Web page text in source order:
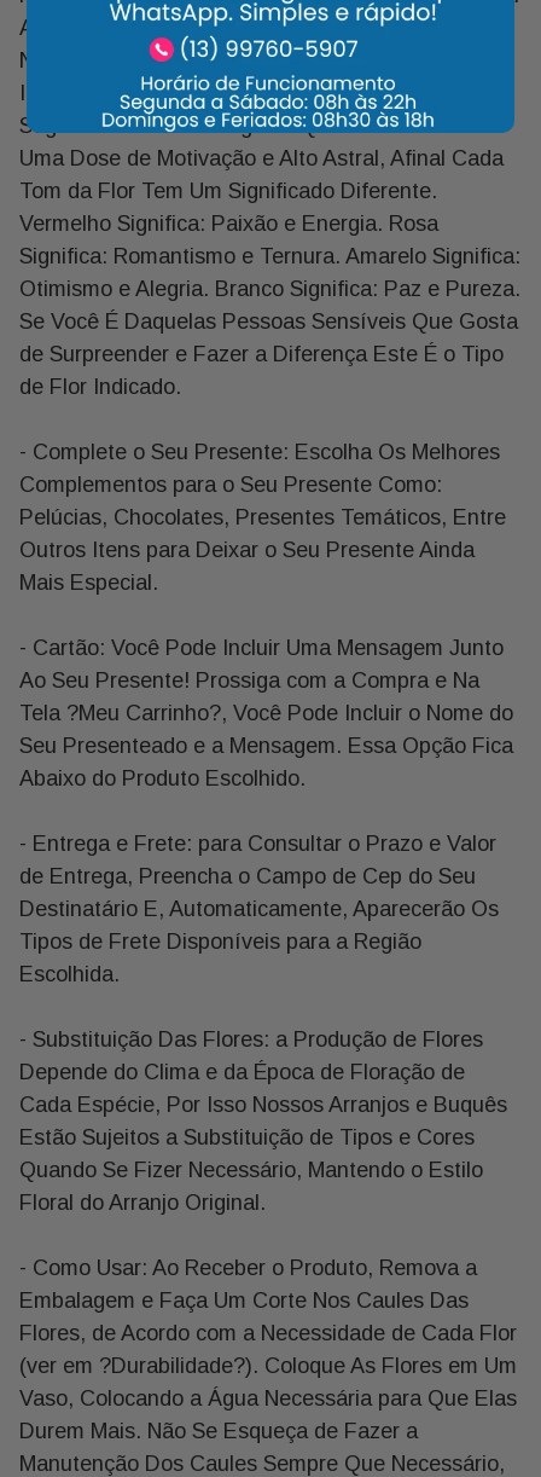
Alguém Que Você Ama Muito Intensamente, Como
Namorada, Esposa, Mãe. As Rosas Coloridas São
Indicadas para Presentear Irmã, Prima, Amiga,
Sogra ou Oferecer a Alguém Que Precisa Receber
Uma Dose de Motivação e Alto Astral, Afinal Cada
Tom da Flor Tem Um Significado Diferente.
Vermelho Significa: Paixão e Energia. Rosa
Significa: Romantismo e Ternura. Amarelo Significa:
Otimismo e Alegria. Branco Significa: Paz e Pureza.
Se Você É Daquelas Pessoas Sensíveis Que Gosta
de Surpreender e Fazer a Diferença Este É o Tipo
de Flor Indicado.
- Complete o Seu Presente: Escolha Os Melhores
Complementos para o Seu Presente Como:
Pelúcias, Chocolates, Presentes Temáticos, Entre
Outros Itens para Deixar o Seu Presente Ainda
Mais Especial.
- Cartão: Você Pode Incluir Uma Mensagem Junto
Ao Seu Presente! Prossiga com a Compra e Na
Tela ?Meu Carrinho?, Você Pode Incluir o Nome do
Seu Presenteado e a Mensagem. Essa Opção Fica
Abaixo do Produto Escolhido.
- Entrega e Frete: para Consultar o Prazo e Valor
de Entrega, Preencha o Campo de Cep do Seu
Destinatário E, Automaticamente, Aparecerão Os
Tipos de Frete Disponíveis para a Região
Escolhida.
- Substituição Das Flores: a Produção de Flores
Depende do Clima e da Época de Floração de
Cada Espécie, Por Isso Nossos Arranjos e Buquês
Estão Sujeitos a Substituição de Tipos e Cores
Quando Se Fizer Necessário, Mantendo o Estilo
Floral do Arranjo Original.
- Como Usar: Ao Receber o Produto, Remova a
Embalagem e Faça Um Corte Nos Caules Das
Flores, de Acordo com a Necessidade de Cada Flor
(ver em ?Durabilidade?). Coloque As Flores em Um
Vaso, Colocando a Água Necessária para Que Elas
Durem Mais. Não Se Esqueça de Fazer a
Manutenção Dos Caules Sempre Que Necessário,